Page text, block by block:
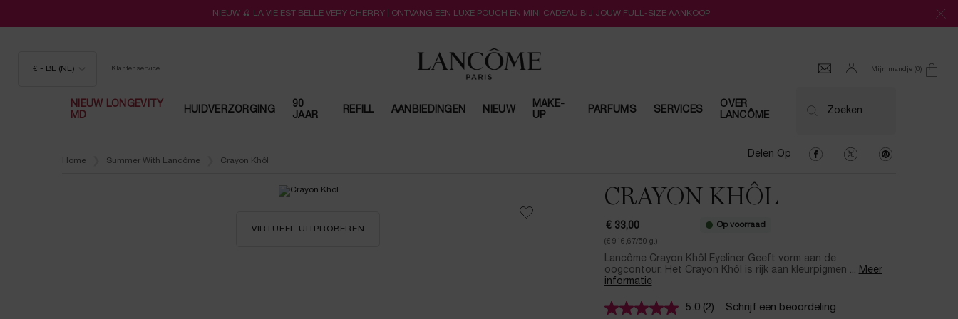
NIEUW 🍒 LA VIE EST BELLE VERY CHERRY | ONTVANG EEN LUXE POUCH EN MINI CADEAU BIJ JOUW FULL-SIZE AANKOOP
€ - BE (NL) Klantenservice Mijn mandje 0
0 product
NIEUW LONGEVITY
MD
HUIDVERZORGING
90
JAAR
REFILL AANBIEDINGEN NIEUW
MAKE-
UP
PARFUMS SERVICES
OVER
LANCÔME
Zoeken
Home Summer With Lancôme Crayon Khôl
Delen Op Delen Op Facebook
Delen Op Twitter
Delen Op
CRAYON KHÔL
€ 33,00
(€ 916,67/50 g.)
Op voorraad
Lancôme Crayon Khôl Eyeliner Geeft vorm aan de
oogcontour. Het Crayon Khôl is rijk aan kleurpigmen ...
Meer
informatie
5.0
Lees
(2) Schrijf een beoordeling
VIRTUEEL UITPROBEREN